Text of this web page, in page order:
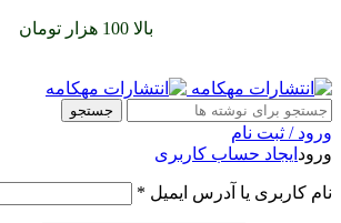
بالا 100 هزار تومان
جستجو
ورود / ثبت نام
ورود ایجاد حساب کاربری
نام کاربری یا آدرس ایمیل *